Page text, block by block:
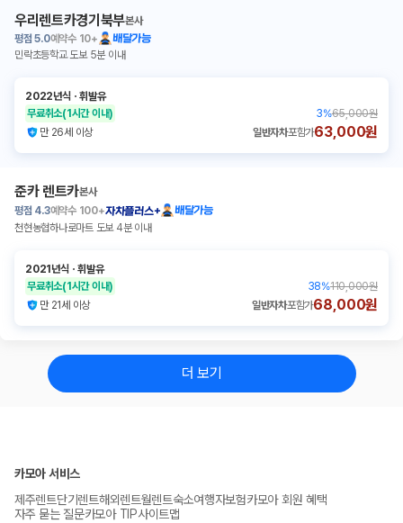
우리렌트카경기북부본사
평점 5.0예약수 10+
배달가능
민락초등학교 도보 5분 이내
2022년식 ㆍ휘발유
무료취소(1시간 이내) 3%65,000원
만 26세 이상
일반자차포함가63,000원
준카 렌트카본사
평점 4.3예약수 100+자차플러스+
배달가능
천현농협하나로마트 도보 4분 이내
2021년식 ㆍ휘발유
무료취소(1시간 이내) 38%110,000원
만 21세 이상
일반자차포함가68,000원
더 보기
카모아 서비스
제주렌트단기렌트해외렌트월렌트숙소여행자보험카모아 회원 혜택
자주 묻는 질문카모아 TIP사이트맵